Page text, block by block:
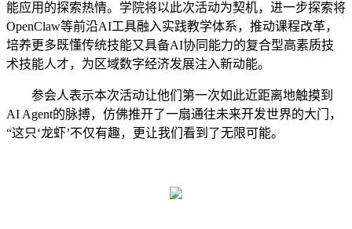
能应用的探索热情。学院将以此次活动为契机，进一步探索将
OpenClaw等前沿AI工具融入实践教学体系，推动课程改革，
培养更多既懂传统技能又具备AI协同能力的复合型高素质技
术技能人才，为区域数字经济发展注入新动能。
参会人表示本次活动让他们第一次如此近距离地触摸到
AI Agent的脉搏，仿佛推开了一扇通往未来开发世界的大门，
“这只‘龙虾’不仅有趣，更让我们看到了无限可能。